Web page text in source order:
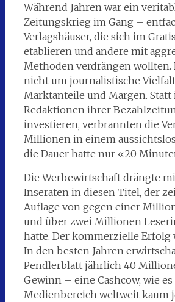
Während Jahren war ein
Zeitungskrieg im Gang –
Verlagshäuser, die sich im
etablieren und andere mit
Methoden verdrängen wollten.
nicht um journalistische
Marktanteile und Margen. Statt
Redaktionen ihrer
investieren, verbrannten die
Millionen in einem
die Dauer hatte nur «20
Die Werbewirtschaft drängte
Inseraten in diesen Titel, der
Auflage von gegen einer
und über zwei Millionen
hatte. Der kommerzielle Erfolg
In den besten Jahren
Pendlerblatt jährlich 40
Gewinn – eine Cashcow, wie
Medienbereich weltweit kaum